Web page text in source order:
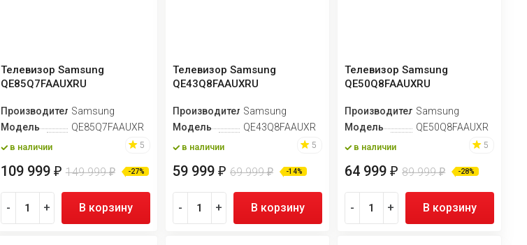
Телевизор Samsung
QE85Q7FAAUXRU
ПроизводительSamsung
Модель
QE85Q7FAAUXRU
в наличии 5
109 999 ₽ 149 999₽ -27%
- + В корзину
Телевизор Samsung
QE43Q8FAAUXRU
ПроизводительSamsung
Модель
QE43Q8FAAUXRU
в наличии 5
59 999₽ 69 999₽ -14%
- + В корзину
Телевизор Samsung
QE50Q8FAAUXRU
ПроизводительSamsung
Модель
QE50Q8FAAUXRU
в наличии 5
64 999₽ 89 999₽ -28%
- + В корзину